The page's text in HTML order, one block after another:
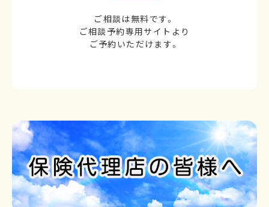
ご相談は無料です。
ご相談予約専用サイトより
ご予約いただけます。